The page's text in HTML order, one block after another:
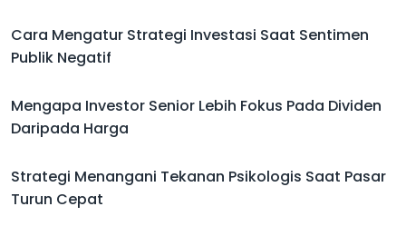
Cara Mengatur Strategi Investasi Saat Sentimen
Publik Negatif
Mengapa Investor Senior Lebih Fokus Pada Dividen
Daripada Harga
Strategi Menangani Tekanan Psikologis Saat Pasar
Turun Cepat